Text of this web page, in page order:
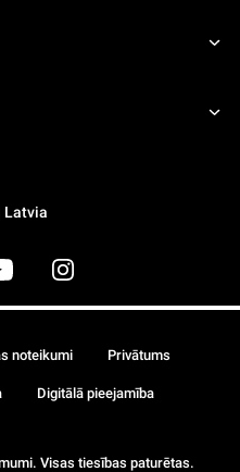
Latvia
Visas tiesības paturētas.
noteikumi Privātums
Digitālā pieejamība